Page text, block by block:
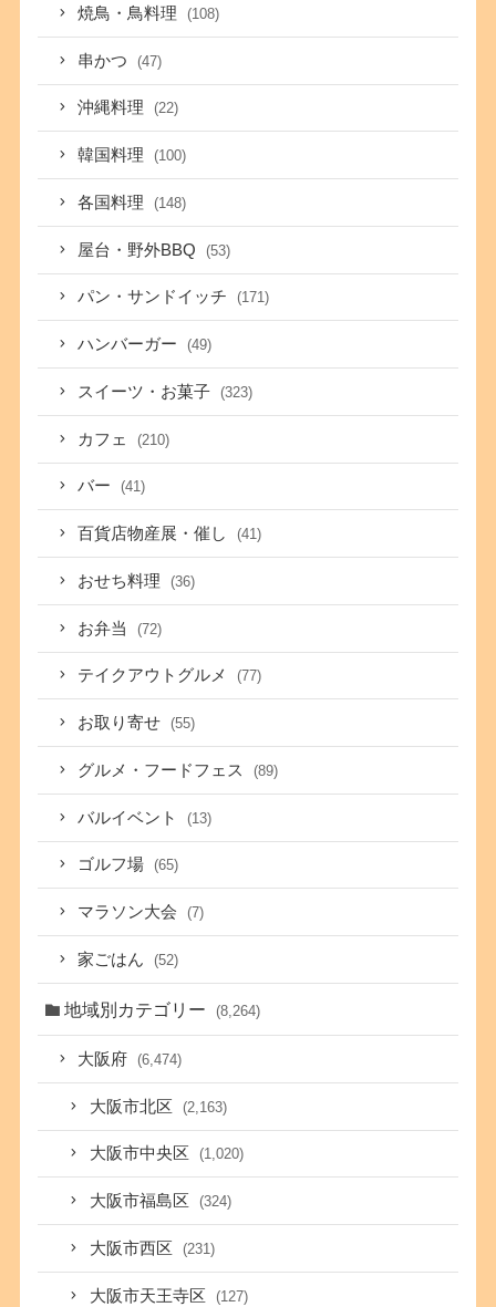
焼鳥・鳥料理 (108)
串かつ (47)
沖縄料理 (22)
韓国料理 (100)
各国料理 (148)
屋台・野外BBQ (53)
パン・サンドイッチ (171)
ハンバーガー (49)
スイーツ・お菓子 (323)
カフェ (210)
バー (41)
百貨店物産展・催し (41)
おせち料理 (36)
お弁当 (72)
テイクアウトグルメ (77)
お取り寄せ (55)
グルメ・フードフェス (89)
バルイベント (13)
ゴルフ場 (65)
マラソン大会 (7)
家ごはん (52)
地域別カテゴリー (8,264)
大阪府 (6,474)
大阪市北区 (2,163)
大阪市中央区 (1,020)
大阪市福島区 (324)
大阪市西区 (231)
大阪市天王寺区 (127)